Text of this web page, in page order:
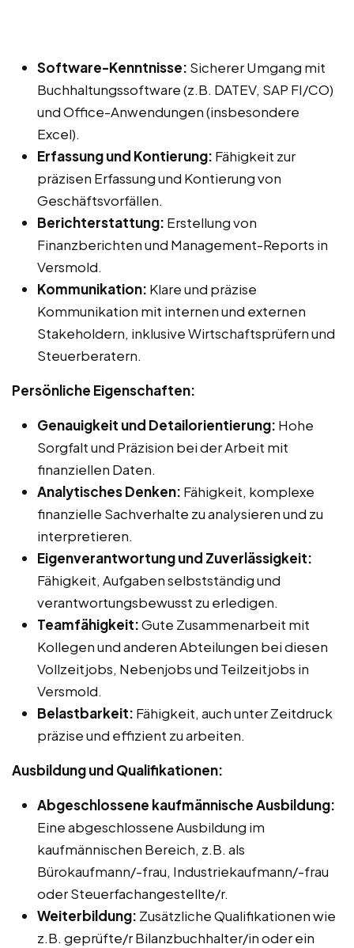
Software-Kenntnisse: Sicherer Umgang mit
Buchhaltungssoftware (z.B. DATEV, SAP FI/CO)
und Office-Anwendungen (insbesondere
Excel).
Erfassung und Kontierung: Fähigkeit zur
präzisen Erfassung und Kontierung von
Geschäftsvorfällen.
Berichterstattung: Erstellung von
Finanzberichten und Management-Reports in
Versmold.
Kommunikation: Klare und präzise
Kommunikation mit internen und externen
Stakeholdern, inklusive Wirtschaftsprüfern und
Steuerberatern.
Persönliche Eigenschaften:
Genauigkeit und Detailorientierung: Hohe
Sorgfalt und Präzision bei der Arbeit mit
finanziellen Daten.
Analytisches Denken: Fähigkeit, komplexe
finanzielle Sachverhalte zu analysieren und zu
interpretieren.
Eigenverantwortung und Zuverlässigkeit:
Fähigkeit, Aufgaben selbstständig und
verantwortungsbewusst zu erledigen.
Teamfähigkeit:Gute Zusammenarbeit mit
Kollegen und anderen Abteilungen bei diesen
Vollzeitjobs, Nebenjobs und Teilzeitjobs in
Versmold.
Belastbarkeit: Fähigkeit, auch unter Zeitdruck
präzise und effizient zu arbeiten.
Ausbildung und Qualifikationen:
Abgeschlossene kaufmännische Ausbildung:
Eine abgeschlossene Ausbildung im
kaufmännischen Bereich, z.B. als
Bürokaufmann/-frau, Industriekaufmann/-frau
oder Steuerfachangestellte/r.
Weiterbildung: Zusätzliche Qualifikationen wie
z.B. geprüfte/r Bilanzbuchhalter/in oder ein